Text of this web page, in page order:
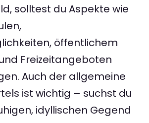
solltest du Aspekte wie
öffentlichem
Freizeitangeboten
Auch der allgemeine
ist wichtig – suchst du
idyllischen Gegend